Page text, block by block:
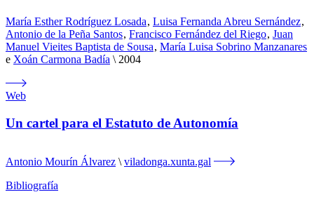
María Esther Rodríguez Losada, Luisa Fernanda Abreu Sernández,
Antonio de la Peña Santos, Francisco Fernández del Riego, Juan
Manuel Vieites Baptista de Sousa, María Luisa Sobrino Manzanares
e Xoán Carmona Badía 2004
Web
Un cartel para el Estatuto de Autonomía
Antonio Mourín Álvarez
viladonga.xunta.gal
Bibliografía